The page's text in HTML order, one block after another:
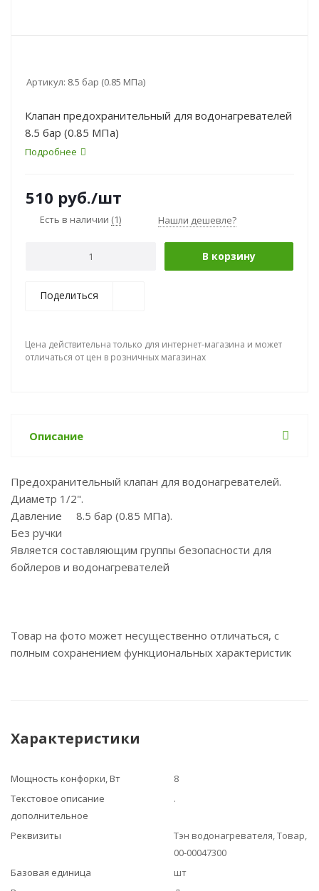
Артикул: 8.5 бар (0.85 МПа)
Клапан предохранительный для водонагревателей
8.5 бар (0.85 МПа)
Подробнее
510 руб./шт
Есть в наличии (1) Нашли дешевле?
В корзину
Поделиться
Цена действительна только для интернет-магазина и может
отличаться от цен в розничных магазинах
Описание
Предохранительный клапан для водонагревателей.
Диаметр 1/2".
Давление 8.5 бар (0.85 МПа).
Без ручки
Является составляющим группы безопасности для
бойлеров и водонагревателей
Товар на фото может несущественно отличаться, с
полным сохранением функциональных характеристик
Характеристики
Мощность конфорки, Вт
8
Текстовое описание
дополнительное
.
Реквизиты
Тэн водонагревателя, Товар,
00-00047300
Базовая единица
шт